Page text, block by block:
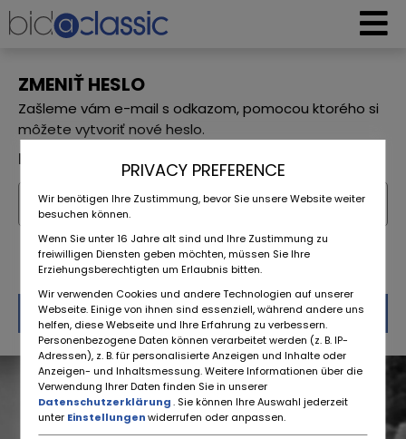
ZMENIŤ HESLO
Zašleme vám e-mail s odkazom, pomocou ktorého si
môžete vytvoriť nové heslo.
E-mailová adresa
Obnoviť pôvodné
nastavenia
PRIVACY PREFERENCE
Wir benötigen Ihre Zustimmung, bevor Sie unsere Website weiter
besuchen können.
Wenn Sie unter 16 Jahre alt sind und Ihre Zustimmung zu
freiwilligen Diensten geben möchten, müssen Sie Ihre
Erziehungsberechtigten um Erlaubnis bitten.
Wir verwenden Cookies und andere Technologien auf unserer
Webseite. Einige von ihnen sind essenziell, während andere uns
helfen, diese Webseite und Ihre Erfahrung zu verbessern.
Personenbezogene Daten können verarbeitet werden (z. B. IP-
Adressen), z. B. für personalisierte Anzeigen und Inhalte oder
Anzeigen- und Inhaltsmessung. Weitere Informationen über die
Verwendung Ihrer Daten finden Sie in unserer
Datenschutzerklärung. Sie können Ihre Auswahl jederzeit
unter Einstellungenwiderrufen oder anpassen.